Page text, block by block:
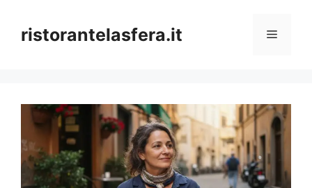
contentristorantelasfera.it Menu